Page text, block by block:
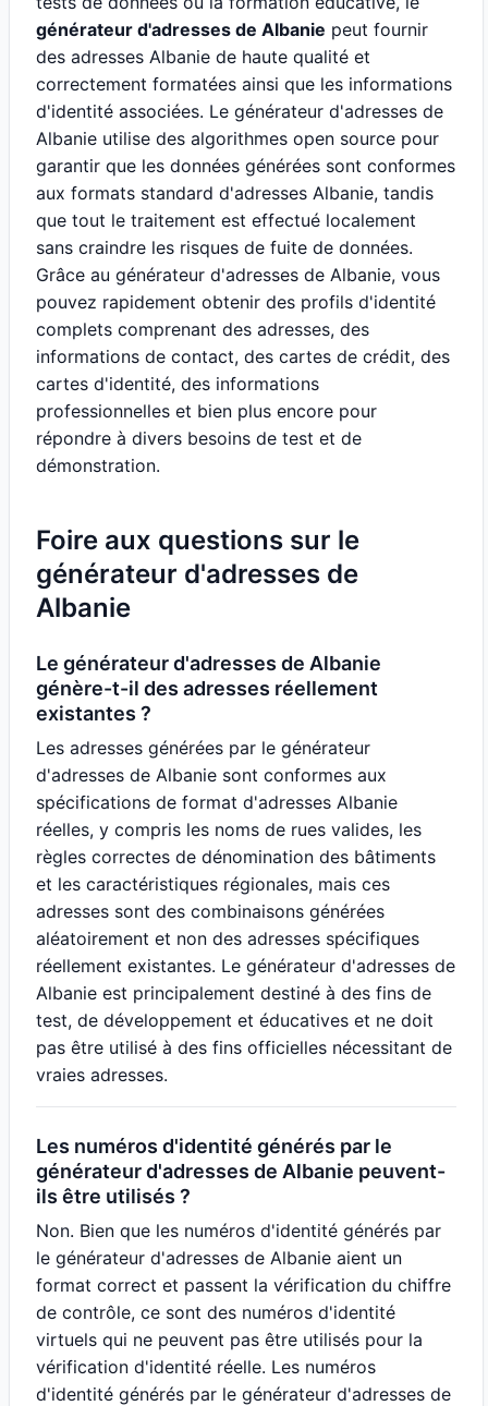
générateur d'adresses de Albanie peut fournir
des adresses Albanie de haute qualité et
correctement formatées ainsi que les informations
d'identité associées. Le générateur d'adresses de
Albanie utilise des algorithmes open source pour
garantir que les données générées sont conformes
aux formats standard d'adresses Albanie, tandis
que tout le traitement est effectué localement
sans craindre les risques de fuite de données.
Grâce au générateur d'adresses de Albanie, vous
pouvez rapidement obtenir des profils d'identité
complets comprenant des adresses, des
informations de contact, des cartes de crédit, des
cartes d'identité, des informations
professionnelles et bien plus encore pour
répondre à divers besoins de test et de
démonstration.
Foire aux questions sur le
générateur d'adresses de
Albanie
Le générateur d'adresses de Albanie
génère-t-il des adresses réellement
existantes ?
Les adresses générées par le générateur
d'adresses de Albanie sont conformes aux
spécifications de format d'adresses Albanie
réelles, y compris les noms de rues valides, les
règles correctes de dénomination des bâtiments
et les caractéristiques régionales, mais ces
adresses sont des combinaisons générées
aléatoirement et non des adresses spécifiques
réellement existantes. Le générateur d'adresses de
Albanie est principalement destiné à des fins de
test, de développement et éducatives et ne doit
pas être utilisé à des fins officielles nécessitant de
vraies adresses.
Les numéros d'identité générés par le
générateur d'adresses de Albanie peuvent-
ils être utilisés ?
Non. Bien que les numéros d'identité générés par
le générateur d'adresses de Albanie aient un
format correct et passent la vérification du chiffre
de contrôle, ce sont des numéros d'identité
virtuels qui ne peuvent pas être utilisés pour la
vérification d'identité réelle. Les numéros
d'identité générés par le générateur d'adresses de